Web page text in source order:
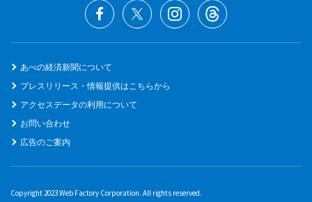
あべの経済新聞について
プレスリリース・情報提供はこちらから
アクセスデータの利用について
お問い合わせ
広告のご案内
Copyright 2023 Web Factory Corporation. All rights reserved.